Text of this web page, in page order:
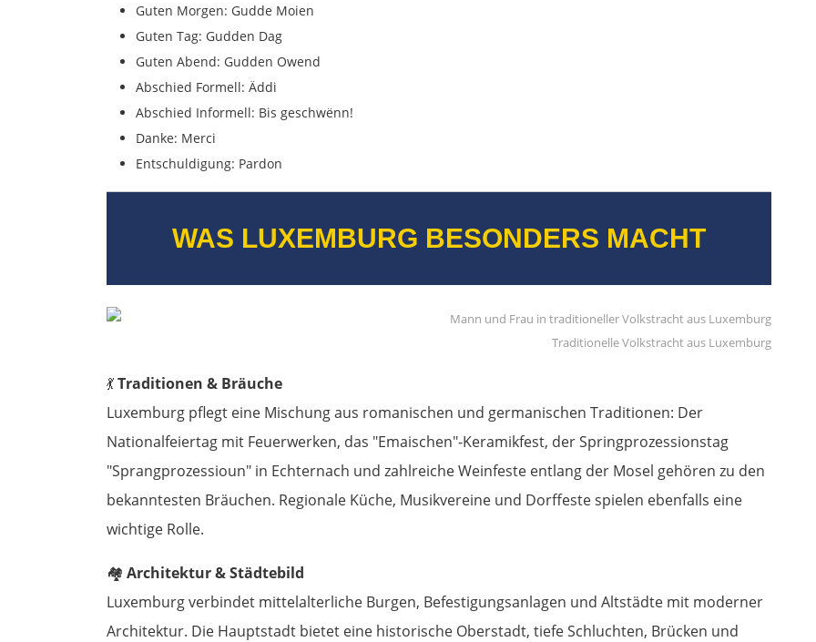
Guten Morgen: Gudde Moien
Guten Tag: Gudden Dag
Guten Abend: Gudden Owend
Abschied Formell: Äddi
Abschied Informell: Bis geschwënn!
Danke: Merci
Entschuldigung: Pardon
WAS LUXEMBURG BESONDERS MACHT
Traditionelle Volkstracht aus Luxemburg
💃Traditionen & Bräuche
Luxemburg pflegt eine Mischung aus romanischen und germanischen Traditionen: Der
Nationalfeiertag mit Feuerwerken, das "Emaischen"-Keramikfest, der Springprozessionstag
"Sprangprozessioun" in Echternach und zahlreiche Weinfeste entlang der Mosel gehören zu den
bekanntesten Bräuchen. Regionale Küche, Musikvereine und Dorffeste spielen ebenfalls eine
wichtige Rolle.
🏘️ Architektur & Städtebild
Luxemburg verbindet mittelalterliche Burgen, Befestigungsanlagen und Altstädte mit moderner
Architektur. Die Hauptstadt bietet eine historische Oberstadt, tiefe Schluchten, Brücken und